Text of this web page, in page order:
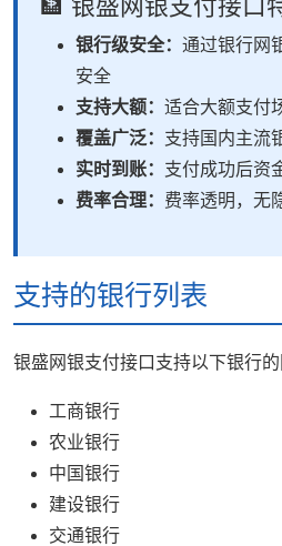
🏦 银盛网银支付接口
银行级安全： 通过银行网
安全
支持大额： 适合大额支付
覆盖广泛： 支持国内主流
实时到账： 支付成功后资
费率合理： 费率透明，无
支持的银行列表
银盛网银支付接口支持以下银行的
工商银行
农业银行
中国银行
建设银行
交通银行